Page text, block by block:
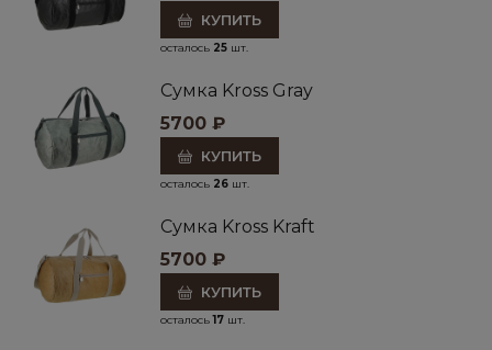
КУПИТЬ
осталось 25шт.
Cумка Kross Gray
5700 ₽
КУПИТЬ
осталось 26шт.
Cумка Kross Kraft
5700 ₽
КУПИТЬ
осталось17шт.